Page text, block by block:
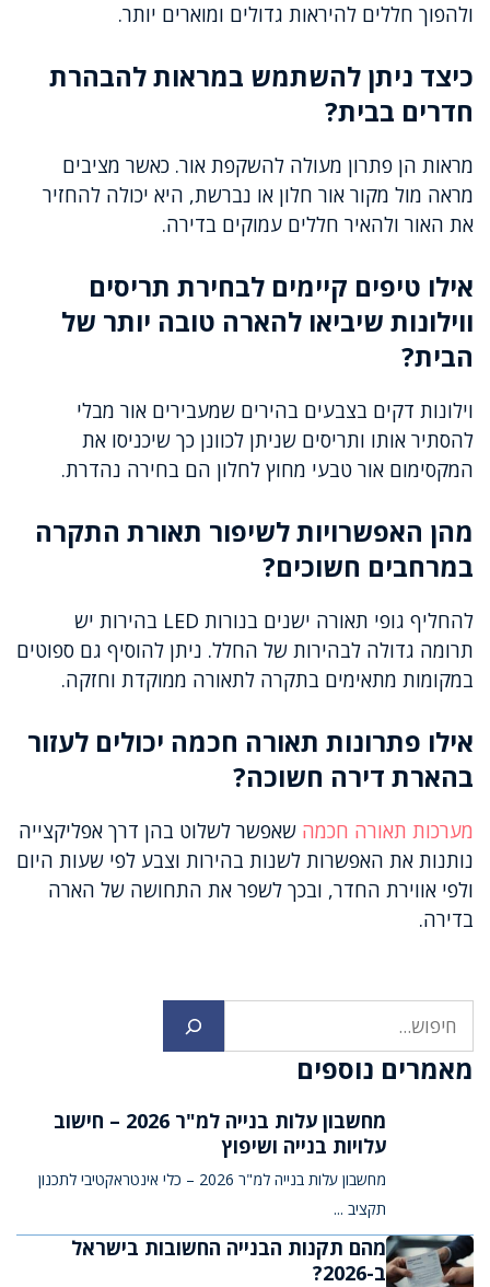
ולהפוך חללים להיראות גדולים ומוארים יותר.
כיצד ניתן להשתמש במראות להבהרת
חדרים בבית?
מראות הן פתרון מעולה להשקפת אור. כאשר מציבים
מראה מול מקור אור חלון או נברשת, היא יכולה להחזיר
את האור ולהאיר חללים עמוקים בדירה.
אילו טיפים קיימים לבחירת תריסים
ווילונות שיביאו להארה טובה יותר של
הבית?
וילונות דקים בצבעים בהירים שמעבירים אור מבלי
להסתיר אותו ותריסים שניתן לכוונן כך שיכניסו את
המקסימום אור טבעי מחוץ לחלון הם בחירה נהדרת.
מהן האפשרויות לשיפור תאורת התקרה
במרחבים חשוכים?
להחליף גופי תאורה ישנים בנורות LED בהירות יש
תרומה גדולה לבהירות של החלל. ניתן להוסיף גם ספוטים
במקומות מתאימים בתקרה לתאורה ממוקדת וחזקה.
אילו פתרונות תאורה חכמה יכולים לעזור
בהארת דירה חשוכה?
מערכות תאורה חכמה שאפשר לשלוט בהן דרך אפליקצייה
נותנות את האפשרות לשנות בהירות וצבע לפי שעות היום
ולפי אווירת החדר, ובכך לשפר את התחושה של הארה
בדירה.
מאמרים נוספים
מחשבון עלות בנייה למ"ר 2026 – חישוב
עלויות בנייה ושיפוץ
מחשבון עלות בנייה למ"ר 2026 – כלי אינטראקטיבי לתכנון
תקציב ...
מהם תקנות הבנייה החשובות בישראל
ב-2026?